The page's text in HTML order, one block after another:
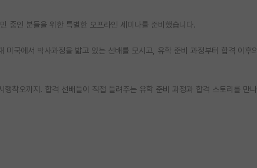
중인 분들을 위한 특별한 오프라인 세미나를 준비했습니다.
국에서 박사과정을 밟고 있는 선배를 모시고, 유학 준비 과정부터 합격 이후
착오까지. 합격 선배들이 직접 들려주는 유학 준비 과정과 합격 스토리를 만